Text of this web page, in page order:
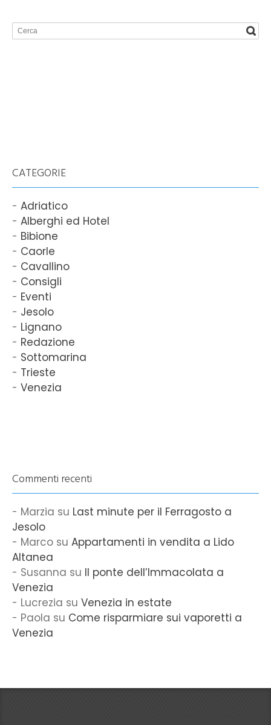
CATEGORIE
Adriatico
Alberghi ed Hotel
Bibione
Caorle
Cavallino
Consigli
Eventi
Jesolo
Lignano
Redazione
Sottomarina
Trieste
Venezia
Commenti recenti
Marzia su Last minute per il Ferragosto a
Jesolo
Marco su Appartamenti in vendita a Lido
Altanea
Susanna su Il ponte dell’Immacolata a
Venezia
Lucrezia su Venezia in estate
Paola su Come risparmiare sui vaporetti a
Venezia